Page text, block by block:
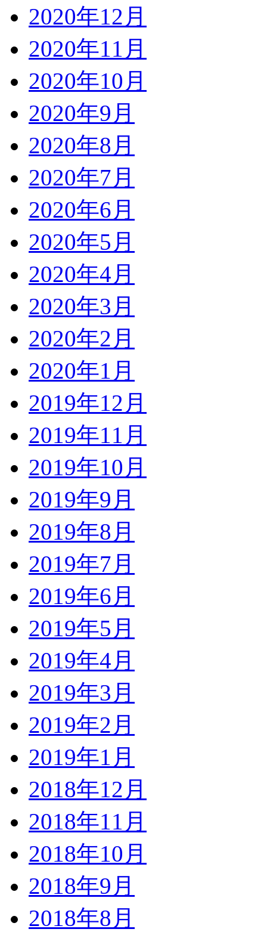
2020年12月
2020年11月
2020年10月
2020年9月
2020年8月
2020年7月
2020年6月
2020年5月
2020年4月
2020年3月
2020年2月
2020年1月
2019年12月
2019年11月
2019年10月
2019年9月
2019年8月
2019年7月
2019年6月
2019年5月
2019年4月
2019年3月
2019年2月
2019年1月
2018年12月
2018年11月
2018年10月
2018年9月
2018年8月